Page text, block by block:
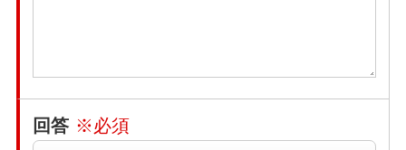
回答 ※必須